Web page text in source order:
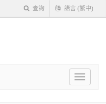
查詢 語言 (繁中)
Toggle